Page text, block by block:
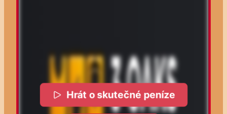
Hrát o skutečné peníze